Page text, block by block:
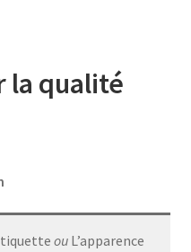
la qualité
ou L’apparence